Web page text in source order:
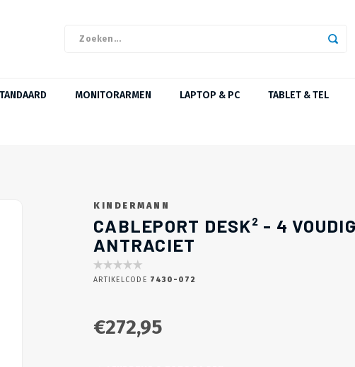
MONITORARMEN LAPTOP & PC TABLET & TEL
KINDERMANN
CABLEPORT DESK² - 4
ANTRACIET
ARTIKELCODE 7430-072
€272,95